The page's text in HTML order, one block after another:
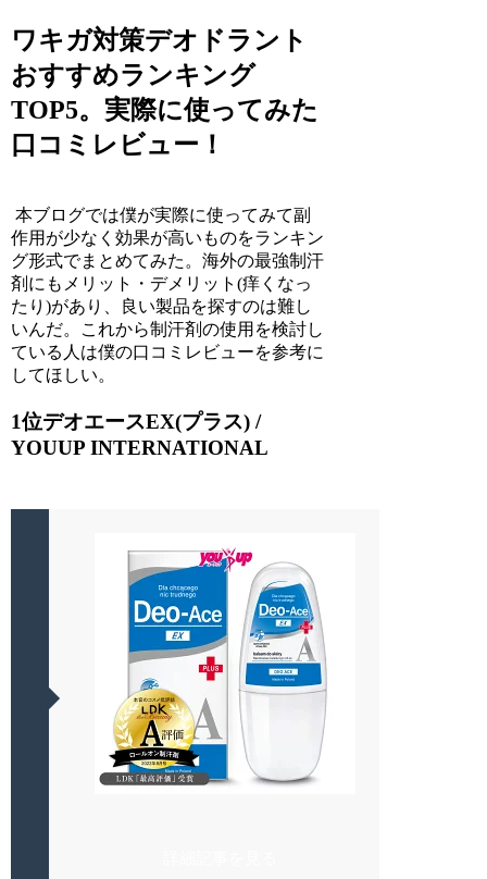
ワキガ対策デオドラント
おすすめランキング
TOP5。実際に使ってみた
口コミレビュー！
本ブログでは僕が実際に使ってみて副
作用が少なく効果が高いものをランキン
グ形式でまとめてみた。海外の最強制汗
剤にもメリット・デメリット(痒くなっ
たり)があり、良い製品を探すのは難し
いんだ。これから制汗剤の使用を検討し
ている人は僕の口コミレビューを参考に
してほしい。
1位デオエースEX(プラス) /
YOUUP INTERNATIONAL